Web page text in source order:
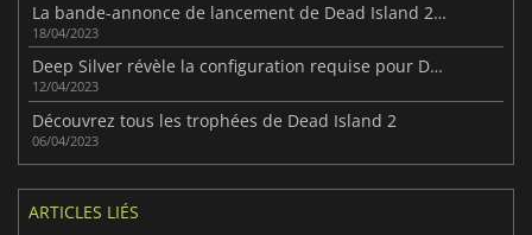
La bande-annonce de lancement de Dead Island 2 vous invite en enfer
18/04/2023
Deep Silver révèle la configuration requise pour Dead Island 2 sur PC
12/04/2023
Découvrez tous les trophées de Dead Island 2
06/04/2023
ARTICLES LIÉS